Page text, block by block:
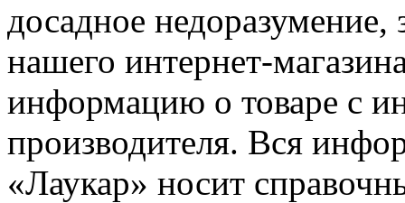
досадное недоразумение,
нашего интернет-
информацию о товаре с
производителя. Вся
«Лаукар» носит